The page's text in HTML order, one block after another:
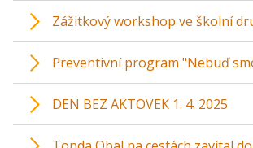
Zážitkový workshop ve školní
Preventivní program "Nebuď
DEN BEZ AKTOVEK 1. 4. 2025